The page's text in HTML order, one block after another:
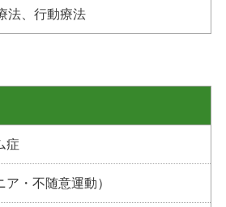
法、行動療法
症
・不随意運動）